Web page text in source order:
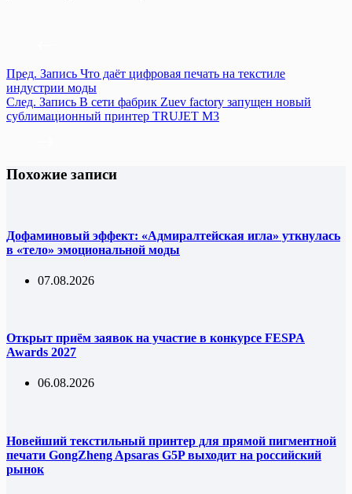
Пред. Запись Что даёт цифровая печать на текстиле
индустрии моды
След. Запись В сети фабрик Zuev factory запущен новый
сублимационный принтер TRUJET M3
Похожие записи
Дофаминовый эффект: «Адмиралтейская игла» уткнулась
в «тело» эмоциональной моды
07.08.2026
Открыт приём заявок на участие в конкурсе FESPA
Awards 2027
06.08.2026
Новейший текстильный принтер для прямой пигментной
печати GongZheng Apsaras G5P выходит на российский
рынок